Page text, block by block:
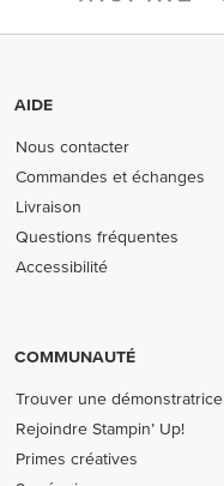
AIDE
Nous contacter
Commandes et échanges
Livraison
Questions fréquentes
Accessibilité
COMMUNAUTÉ
Trouver une démonstratrice
Rejoindre Stampin’ Up!
Primes créatives